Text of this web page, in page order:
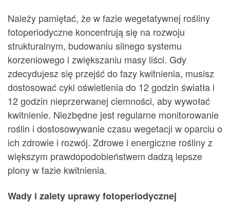
Należy pamiętać, że w fazie wegetatywnej rośliny
fotoperiodyczne koncentrują się na rozwoju
strukturalnym, budowaniu silnego systemu
korzeniowego i zwiększaniu masy liści. Gdy
zdecydujesz się przejść do fazy kwitnienia, musisz
dostosować cykl oświetlenia do 12 godzin światła i
12 godzin nieprzerwanej ciemności, aby wywołać
kwitnienie. Niezbędne jest regularne monitorowanie
roślin i dostosowywanie czasu wegetacji w oparciu o
ich zdrowie i rozwój. Zdrowe i energiczne rośliny z
większym prawdopodobieństwem dadzą lepsze
plony w fazie kwitnienia.
Wady i zalety uprawy fotoperiodycznej